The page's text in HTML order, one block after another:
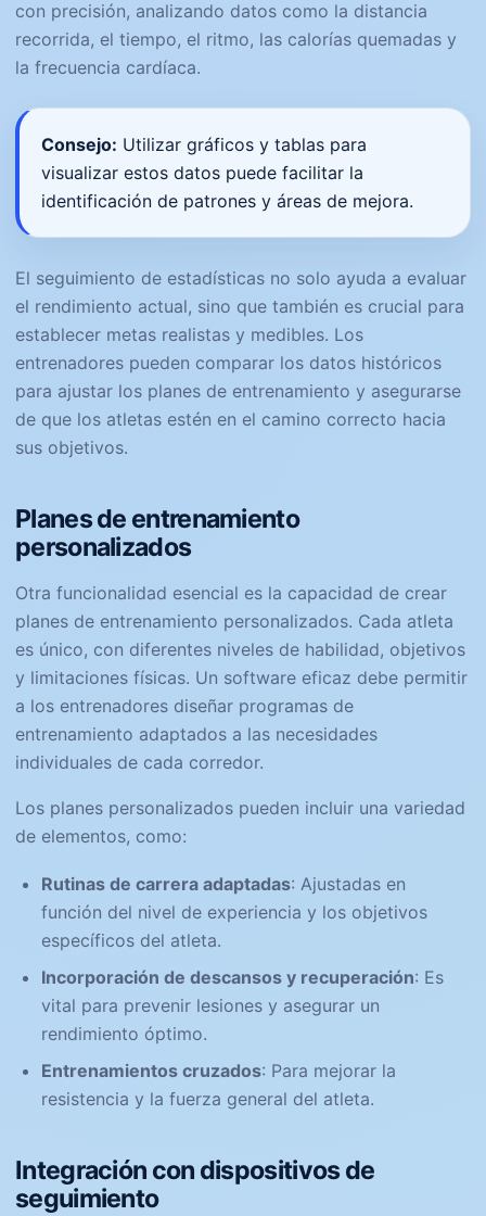
con precisión, analizando datos como la distancia
recorrida, el tiempo, el ritmo, las calorías quemadas y
la frecuencia cardíaca.
Consejo: Utilizar gráficos y tablas para
visualizar estos datos puede facilitar la
identificación de patrones y áreas de mejora.
El seguimiento de estadísticas no solo ayuda a evaluar
el rendimiento actual, sino que también es crucial para
establecer metas realistas y medibles. Los
entrenadores pueden comparar los datos históricos
para ajustar los planes de entrenamiento y asegurarse
de que los atletas estén en el camino correcto hacia
sus objetivos.
Planes de entrenamiento
personalizados
Otra funcionalidad esencial es la capacidad de crear
planes de entrenamiento personalizados. Cada atleta
es único, con diferentes niveles de habilidad, objetivos
y limitaciones físicas. Un software eficaz debe permitir
a los entrenadores diseñar programas de
entrenamiento adaptados a las necesidades
individuales de cada corredor.
Los planes personalizados pueden incluir una variedad
de elementos, como:
Rutinas de carrera adaptadas: Ajustadas en
función del nivel de experiencia y los objetivos
específicos del atleta.
Incorporación de descansos y recuperación: Es
vital para prevenir lesiones y asegurar un
rendimiento óptimo.
Entrenamientos cruzados: Para mejorar la
resistencia y la fuerza general del atleta.
Integración con dispositivos de
seguimiento